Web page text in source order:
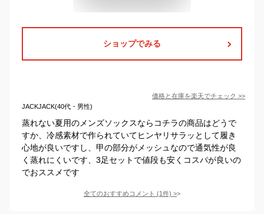
ショップでみる
価格と在庫を楽天でチェック >>
JACKJACK(40代・男性)
蒸れない夏用のメンズソックスならコチラの商品はどうで
すか、冷感素材で作られていてヒンヤリサラッとして履き
心地が良いですし、甲の部分がメッシュなので通気性が良
く蒸れにくいです、3足セットで値段も安くコスパが良いの
でおススメです
全てのおすすめコメント (1件) >